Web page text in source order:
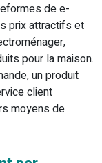
de e-
prix attractifs et
pour la maison.
un produit
client
moyens de